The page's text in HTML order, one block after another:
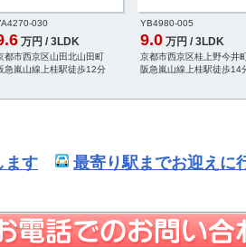
030
万円 / 3LDK
都市西京区山田北山田町
急嵐山線上桂駅徒歩12分
YB4980-005
9.0 万円 / 3LDK
京都市西京区桂上野今井
阪急嵐山線上桂駅徒歩14
ます 最寄り駅までお迎えに